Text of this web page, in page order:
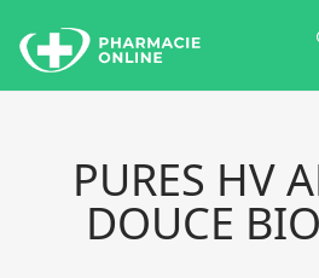
PURES HV
DOUCE